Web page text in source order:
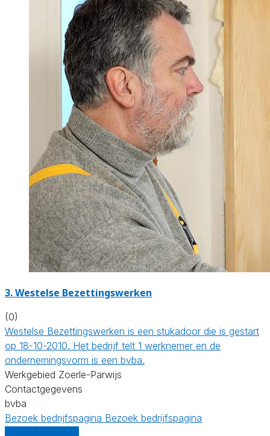
3. Westelse Bezettingswerken
(0)
Westelse Bezettingswerken is een stukadoor die is gestart
op 18-10-2010. Het bedrijf telt 1 werknemer en de
ondernemingsvorm is een bvba.
Werkgebied Zoerle-Parwijs
Contactgegevens
bvba
Bezoek bedrijfspagina Bezoek bedrijfspagina